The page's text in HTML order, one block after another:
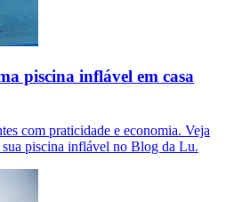
piscina inflável em casa
com praticidade e economia. Veja
piscina inflável no Blog da Lu.